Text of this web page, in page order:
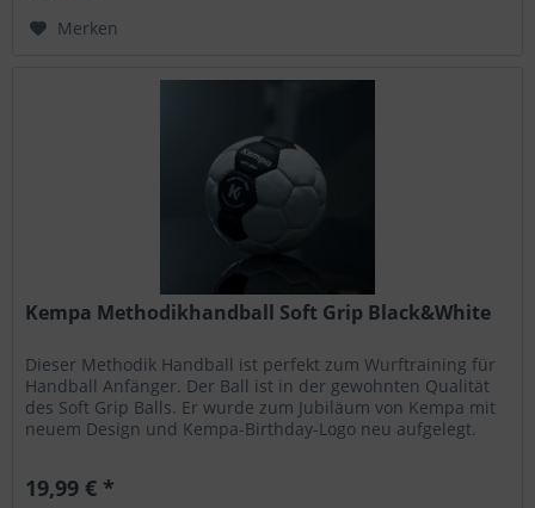
Merken
Kempa Methodikhandball Soft Grip Black&White
Dieser Methodik Handball ist perfekt zum Wurftraining für
Handball Anfänger. Der Ball ist in der gewohnten Qualität
des Soft Grip Balls. Er wurde zum Jubiläum von Kempa mit
neuem Design und Kempa-Birthday-Logo neu aufgelegt.
19,99 € *